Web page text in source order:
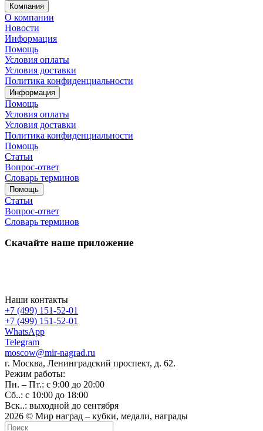
Компания
О компании
Новости
Информация
Помощь
Условия оплаты
Условия доставки
Политика конфиденциальности
Информация
Помощь
Условия оплаты
Условия доставки
Политика конфиденциальности
Помощь
Статьи
Вопрос-ответ
Словарь терминов
Помощь
Статьи
Вопрос-ответ
Словарь терминов
Скачайте наше приложение
Наши контакты
+7 (499) 151-52-01
+7 (499) 151-52-01
WhatsApp
Telegram
moscow@mir-nagrad.ru
г. Москва, Ленинградский проспект, д. 62.
Режим работы:
Пн. – Пт.: с 9:00 до 20:00
Сб..: с 10:00 до 18:00
Вск..: выходной до сентября
2026 © Мир наград – кубки, медали, награды